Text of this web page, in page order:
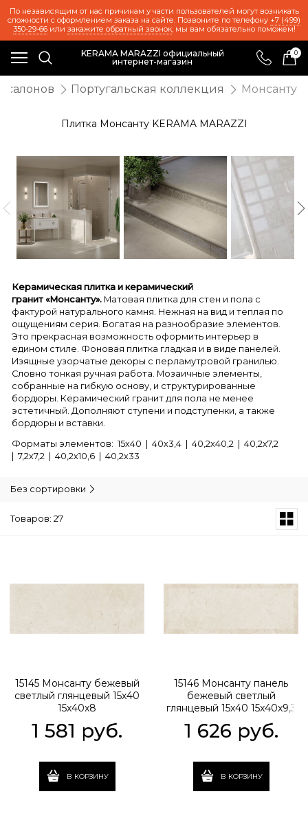
По независящим от нас причинам у части пользователей могут возникать
сложности с оформлением заказа на сайте. Позвоните по телефону +7 (499)
350-29-66или закажите обратный звонок, мы вам обязательно поможем!
KERAMA MARAZZI официальный
интернет-магазин
0
салонов Португальская коллекция Монсанту
Плитка Монсанту KERAMA MARAZZI
Керамическая плитка и керамический
гранит «Монсанту». Матовая плитка для стен и пола с
фактурой натурального камня. Нежная на вид и теплая по
ощущениям серия. Богатая на разнообразие элементов.
Это прекрасная возможность оформить интерьер в
едином стиле. Фоновая плитка гладкая и в виде панелей.
Изящные узорчатые декоры с перламутровой гранилью.
Словно тонкая ручная работа. Мозаичные элементы,
собранные на гибкую основу, и структурированные
бордюры. Керамический гранит для пола не менее
эстетичный. Дополняют ступени и подступенки, а также
бордюры и вставки.
Форматы элементов: 15х40 | 40х3,4 | 40,2х40,2 | 40,2х7,2
| 7,2х7,2 | 40,2х10,6 | 40,2х33
Без сортировки
Товаров: 27
15145 Монсанту бежевый
светлый глянцевый 15х40
15x40x8
1 581 руб.
В КОРЗИНУ
15146 Монсанту панель
бежевый светлый
глянцевый 15х40 15x40x9,3
1 626 руб.
В КОРЗИНУ